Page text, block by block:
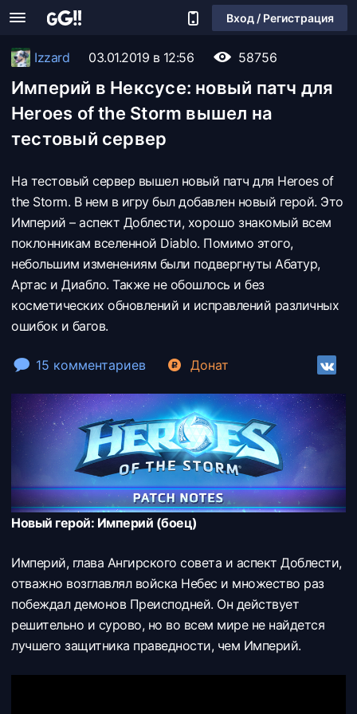
Вход / Регистрация
Izzard 03.01.2019 в 12:56 58756
Империй в Нексусе: новый патч для
Heroes of the Storm вышел на
тестовый сервер
На тестовый сервер вышел новый патч для Heroes of
the Storm. В нем в игру был добавлен новый герой. Это
Империй – аспект Доблести, хорошо знакомый всем
поклонникам вселенной Diablo. Помимо этого,
небольшим изменениям были подвергнуты Абатур,
Артас и Диабло. Также не обошлось и без
косметических обновлений и исправлений различных
ошибок и багов.
15 комментариев Донат
Новый герой: Империй (боец)
Империй, глава Ангирского совета и аспект Доблести,
отважно возглавлял войска Небес и множество раз
побеждал демонов Преисподней. Он действует
решительно и сурово, но во всем мире не найдется
лучшего защитника праведности, чем Империй.